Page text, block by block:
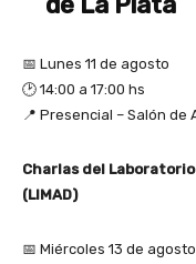
📅 Lunes 11 de agosto
🕑 14:00 a 17:00 hs
📍 Presencial – Salón de
Charlas del
(LIMAD)
📅 Miércoles 13 de agosto